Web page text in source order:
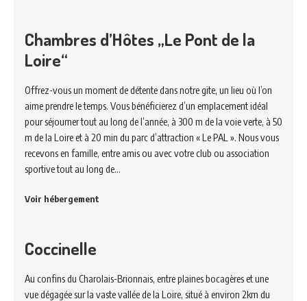
Chambres d’Hôtes „Le Pont de la
Loire“
Offrez-vous un moment de détente dans notre gite, un lieu où l’on
aime prendre le temps. Vous bénéficierez d’un emplacement idéal
pour séjourner tout au long de l’année, à 300 m de la voie verte, à 50
m de la Loire et à 20 min du parc d’attraction « Le PAL ». Nous vous
recevons en famille, entre amis ou avec votre club ou association
sportive tout au long de…
Voir hébergement
Coccinelle
Au confins du Charolais-Brionnais, entre plaines bocagères et une
vue dégagée sur la vaste vallée de la Loire, situé à environ 2km du